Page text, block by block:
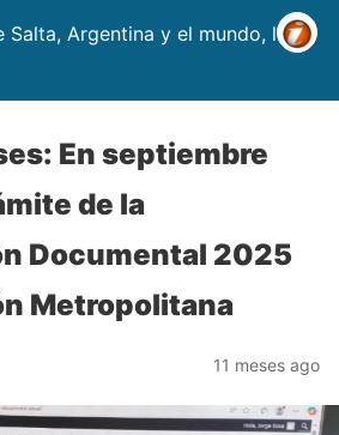
Salta, Argentina y el mundo, las
En septiembre
de la
Documental 2025
Metropolitana
11 meses ago